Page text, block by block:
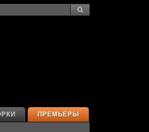
ПРЕМЬЕРЫ